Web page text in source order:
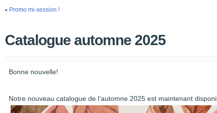
« Promo mi-session !
Catalogue automne 2025
Bonne nouvelle!
Notre nouveau catalogue de l’automne 2025 est maintenant